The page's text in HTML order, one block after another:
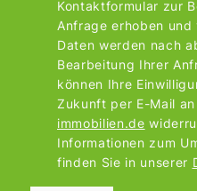
Kontaktformular zur
Anfrage erhoben
Daten werden nach
Bearbeitung Ihrer
können Ihre
Zukunft per E-Mail an
immobilien.de
Informationen zum
finden Sie in unserer